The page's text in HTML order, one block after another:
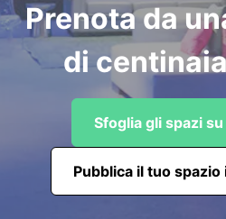
Prenota da
di
Sfoglia gli spazi
Pubblica il tuo